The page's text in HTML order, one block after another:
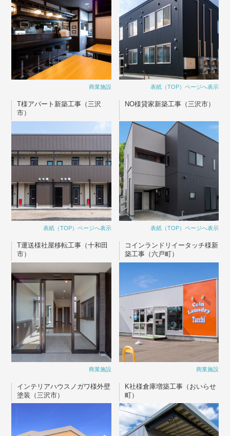
商業施設 表紙（TOP）ページへ表示
T様アパート新築工事（三沢
市）
表紙（TOP）ページへ表示
NO様貸家新築工事（三沢市）
表紙（TOP）ページへ表示
T運送様社屋移転工事（十和田
市）
商業施設
コインランドリイータッチ様新
築工事（六戸町）
商業施設
インテリアハウスノガワ様外壁
塗装（三沢市）
K社様倉庫増築工事（おいらせ
町）